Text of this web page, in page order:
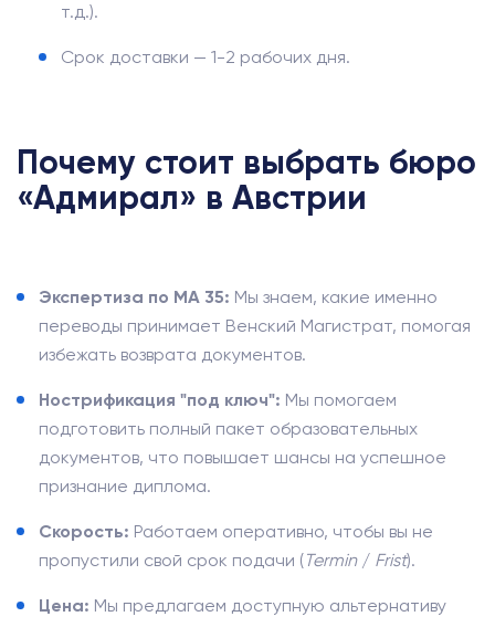
т.д.).
Срок доставки — 1-2 рабочих дня.
Почему стоит выбрать бюро
«Адмирал» в Австрии
Экспертиза по MA 35: Мы знаем, какие именно
переводы принимает Венский Магистрат, помогая
избежать возврата документов.
Нострификация "под ключ": Мы помогаем
подготовить полный пакет образовательных
документов, что повышает шансы на успешное
признание диплома.
Скорость: Работаем оперативно, чтобы вы не
пропустили свой срок подачи (Termin/ Frist).
Цена: Мы предлагаем доступную альтернативу